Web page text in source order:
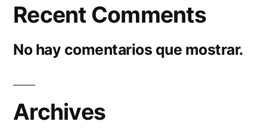
Recent Comments
No hay comentarios que mostrar.
Archives